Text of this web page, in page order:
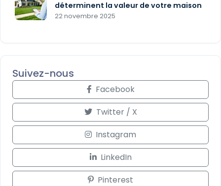
déterminent la valeur de votre maison
22 novembre 2025
Suivez-nous
Facebook
Twitter / X
Instagram
LinkedIn
Pinterest